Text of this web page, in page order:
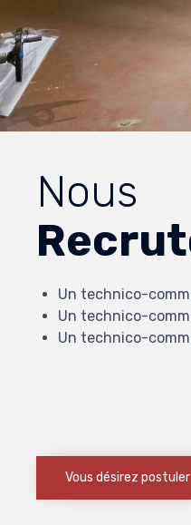
Nous
Un technico-
Un technico-
Un technico-
Vous désirez postuler